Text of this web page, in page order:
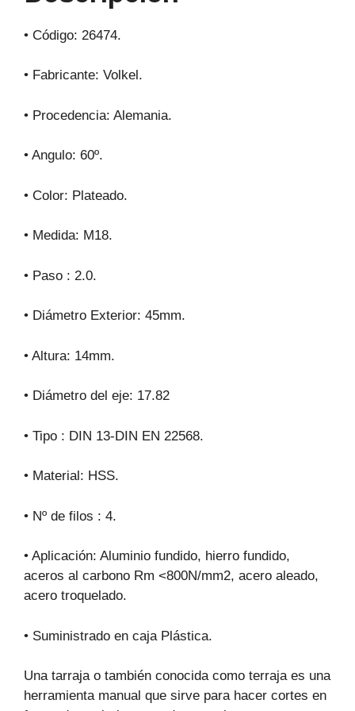
• Código: 26474.
• Fabricante: Volkel.
• Procedencia: Alemania.
• Angulo: 60º.
• Color: Plateado.
• Medida: M18.
• Paso : 2.0.
• Diámetro Exterior: 45mm.
• Altura: 14mm.
• Diámetro del eje: 17.82
• Tipo : DIN 13-DIN EN 22568.
• Material: HSS.
• Nº de filos : 4.
• Aplicación: Aluminio fundido, hierro fundido,
aceros al carbono Rm <800N/mm2, acero aleado,
acero troquelado.
• Suministrado en caja Plástica.
Una tarraja o también conocida como terraja es una
herramienta manual que sirve para hacer cortes en